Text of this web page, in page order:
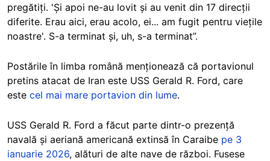
pregătiți. 'Și apoi ne-au lovit și au venit din 17 direcții
diferite. Erau aici, erau acolo, ei... am fugit pentru viețile
noastre'. S-a terminat și, uh, s-a terminat”.
Postările în limba română menționează că portavionul
pretins atacat de Iran este USS Gerald R. Ford, care
este cel mai mare portavion din lume.
USS Gerald R. Ford a făcut parte dintr-o prezență
navală și aeriană americană extinsă în Caraibe pe 3
ianuarie 2026, alături de alte nave de război. Fusese